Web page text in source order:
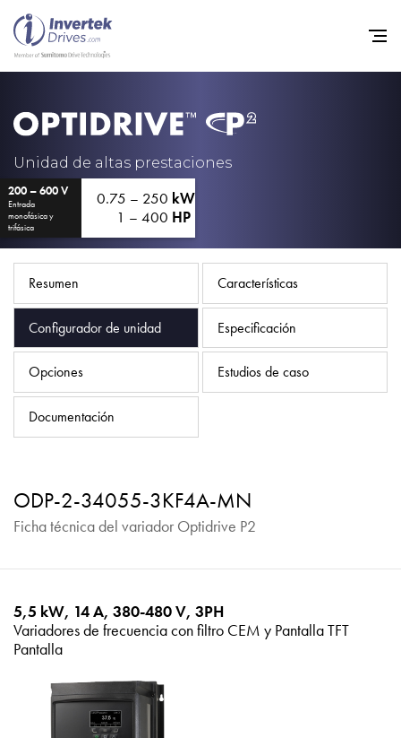
Unidad de altas prestaciones
200 – 600 V
Entrada
monofásica y
trifásica
0.75 – 250 kW
1 – 400 HP
Resumen Características
Configurador de unidad Especificación
Opciones Estudios de caso
Documentación
ODP-2-34055-3KF4A-MN
Ficha técnica del variador Optidrive P2
5,5 kW, 14 A, 380-480 V, 3PH
Variadores de frecuencia con filtro CEM y Pantalla TFT
Pantalla
Home
Noticias
Empleo
Acerca de
Contacto